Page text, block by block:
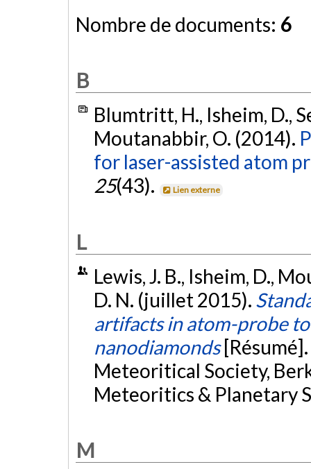
Nombre de documents: 6
B
Blumtritt, H., Isheim, D.,
Moutanabbir, O. (2014).
for laser-assisted atom
25(43). Lien externe
L
Lewis, J. B., Isheim, D.,
D. N. (juillet 2015).
artifacts in atom-probe
nanodiamonds
Meteoritical Society,
Meteoritics & Planetary
M